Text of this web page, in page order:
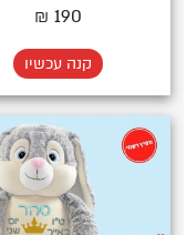
190 ₪
קנה עכשיו